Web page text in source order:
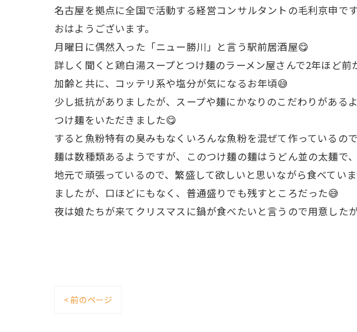
名古屋を拠点に全国で活動する経営コンサルタントの毛利京申で
おはようございます。
月曜日に偶然入った「ニュー勝川」と言う駅前居酒屋😋
詳しく聞くと鶏白湯スープとつけ麺のラーメン屋さんで2年ほど
加齢と共に、コッテリ系や塩分が気になるお年頃😅
少し抵抗がありましたが、スープや麺にかなりのこだわりがある
つけ麺をいただきました😋
すると魚粉特有の臭みもなくいろんな魚粉を混ぜて作っているの
麺は数種類あるようですが、このつけ麺の麺はうどん並の太麺で、
地元で頑張っているので、繁盛して欲しいと思いながら食べてい
ましたが、口ほどにもなく、普通盛りでも残すところだった😅
夜は娘たちが来てクリスマスに鍋が食べたいと言うので用意した
< 前のページ